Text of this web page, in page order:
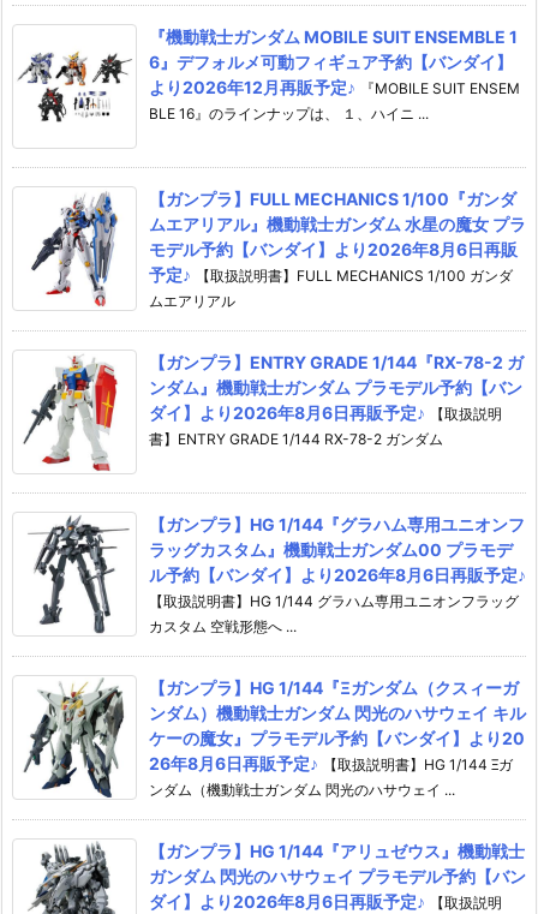
『機動戦士ガンダム MOBILE SUIT ENSEMBLE 1
6』デフォルメ可動フィギュア予約【バンダイ】
より2026年12月再販予定♪
『MOBILE SUIT ENSEM
BLE 16』のラインナップは、 １、ハイニ ...
【ガンプラ】FULL MECHANICS 1/100『ガンダ
ムエアリアル』機動戦士ガンダム 水星の魔女 プラ
モデル予約【バンダイ】より2026年8月6日再販
予定♪
【取扱説明書】FULL MECHANICS 1/100 ガンダ
ムエアリアル
【ガンプラ】ENTRY GRADE 1/144『RX-78-2 ガ
ンダム』機動戦士ガンダム プラモデル予約【バン
ダイ】より2026年8月6日再販予定♪
【取扱説明
書】ENTRY GRADE 1/144 RX-78-2 ガンダム
【ガンプラ】HG 1/144『グラハム専用ユニオンフ
ラッグカスタム』機動戦士ガンダム00 プラモデ
ル予約【バンダイ】より2026年8月6日再販予定♪
【取扱説明書】HG 1/144 グラハム専用ユニオンフラッグ
カスタム 空戦形態へ ...
【ガンプラ】HG 1/144『Ξガンダム（クスィーガ
ンダム）機動戦士ガンダム 閃光のハサウェイ キル
ケーの魔女』プラモデル予約【バンダイ】より20
26年8月6日再販予定♪
【取扱説明書】HG 1/144 Ξガ
ンダム（機動戦士ガンダム 閃光のハサウェイ ...
【ガンプラ】HG 1/144『アリュゼウス』機動戦士
ガンダム 閃光のハサウェイ プラモデル予約【バン
ダイ】より2026年8月6日再販予定♪
【取扱説明